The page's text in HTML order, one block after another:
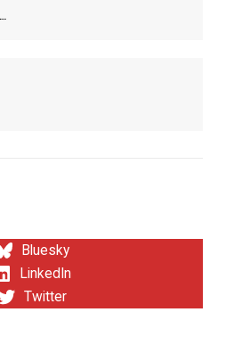
Bluesky
LinkedIn
Twitter